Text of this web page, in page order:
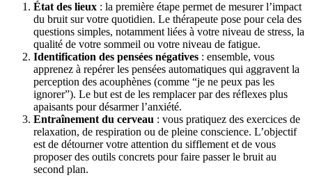
État des lieux : la première étape permet de mesurer l’impact
du bruit sur votre quotidien. Le thérapeute pose pour cela des
questions simples, notamment liées à votre niveau de stress, la
qualité de votre sommeil ou votre niveau de fatigue.
Identification des pensées négatives : ensemble, vous
apprenez à repérer les pensées automatiques qui aggravent la
perception des acouphènes (comme “je ne peux pas les
ignorer”). Le but est de les remplacer par des réflexes plus
apaisants pour désarmer l’anxiété.
Entraînement du cerveau : vous pratiquez des exercices de
relaxation, de respiration ou de pleine conscience. L’objectif
est de détourner votre attention du sifflement et de vous
proposer des outils concrets pour faire passer le bruit au
second plan.